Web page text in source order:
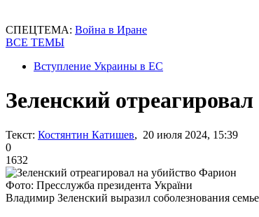
СПЕЦТЕМА: Война в Иране
ВСЕ ТЕМЫ
Вступление Украины в ЕС
Зеленский
Текст: Костянтин Катишев, 20 июля 2024, 15:39
0
1632
Фото: Пресслужба президента України
Владимир Зеленский выразил соболезнования